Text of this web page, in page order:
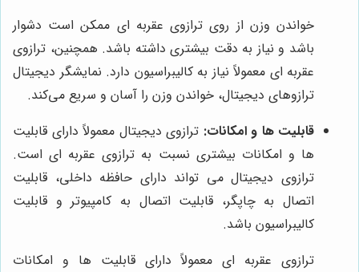
خواندن وزن از روی ترازوی عقربه ای ممکن است دشوار
باشد و نیاز به دقت بیشتری داشته باشد. همچنین، ترازوی
عقربه ای معمولاً نیاز به کالیبراسیون دارد. نمایشگر دیجیتال
ترازوهای دیجیتال، خواندن وزن را آسان و سریع می‌کند.
قابلیت ها و امکانات: ترازوی دیجیتال معمولاً دارای قابلیت
ها و امکانات بیشتری نسبت به ترازوی عقربه ای است.
ترازوی دیجیتال می تواند دارای حافظه داخلی، قابلیت
اتصال به چاپگر، قابلیت اتصال به کامپیوتر و قابلیت
کالیبراسیون باشد.
ترازوی عقربه ای معمولاً دارای قابلیت ها و امکانات